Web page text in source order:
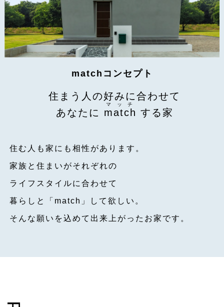
matchコンセプト
住まう人の好みに合わせて
あなたに match
マッチ
する家
住む人も家にも相性があります。
家族と住まいがそれぞれの
ライフスタイルに合わせて
暮らしと「match」して欲しい。
そんな願いを込めて出来上がったお家です。